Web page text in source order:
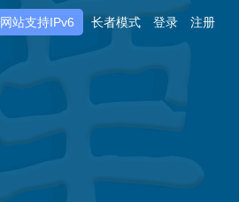
网站支持IPv6 长者模式 登录 注册